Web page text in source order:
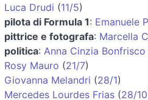
Luca Drudi (11/5)
pilota di Formula 1: Emanuele
pittrice e fotografa: Marcella
politica: Anna Cinzia Bonfrisco
Rosy Mauro (21/7)
Giovanna Melandri (28/1)
Mercedes Lourdes Frias (28/10